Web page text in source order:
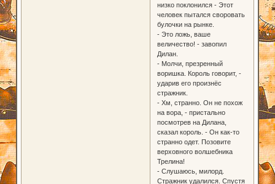
низко поклонился - Этот
человек пытался своровать
булочки на рынке.
- Это ложь, ваше
величество! - завопил
Дилан.
- Молчи, презренный
воришка. Король говорит, -
ударив его произнёс
стражник.
- Хм, странно. Он не похож
на вора, - пристально
посмотрев на Дилана,
сказал король. - Он как-то
странно одет. Позовите
верховного волшебника
Трелина!
- Слушаюсь, милорд.
Стражник удалился. Спустя